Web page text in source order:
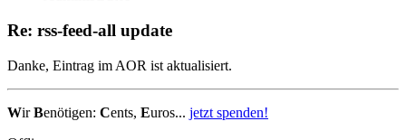
Re: rss-feed-all update
Danke, Eintrag im AOR ist aktualisiert.
WirBenötigen: Cents, Euros... jetzt spenden!